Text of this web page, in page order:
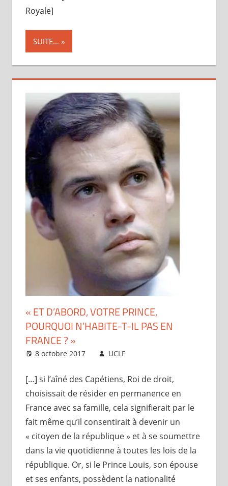
Royale]
SUITE...
« ET D’ABORD, VOTRE PRINCE,
POURQUOI N’HABITE-T-IL PAS EN
FRANCE ? »
8 octobre 2017 UCLF
[…] si l’aîné des Capétiens, Roi de droit,
choisissait de résider en permanence en
France avec sa famille, cela signifierait par le
fait même qu’il consentirait à devenir un
« citoyen de la république » et à se soumettre
dans la vie quotidienne à toutes les lois de la
république. Or, si le Prince Louis, son épouse
et ses enfants, possèdent la nationalité